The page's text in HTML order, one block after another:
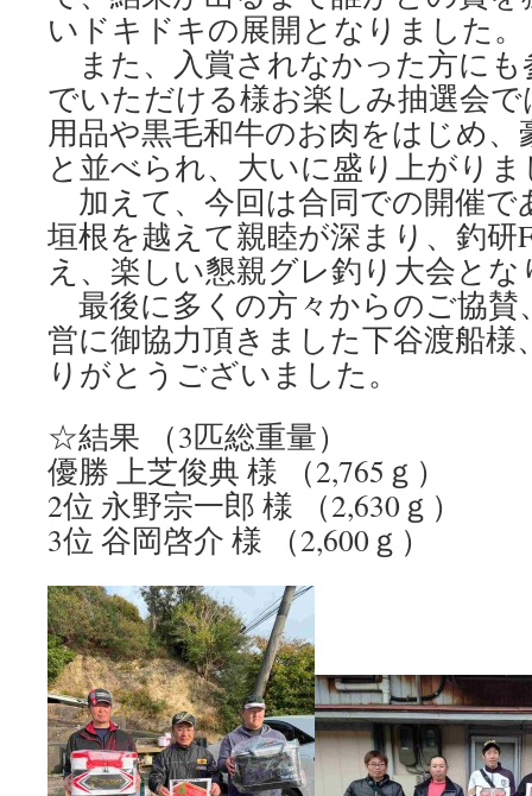
いドキドキの展開となりました。
また、入賞されなかった方にも
でいただける様お楽しみ抽選会
用品や黒毛和牛のお肉をはじめ
と並べられ、大いに盛り上がり
加えて、今回は合同での開催で
垣根を越えて親睦が深まり、釣研
え、楽しい懇親グレ釣り大会と
最後に多くの方々からのご協賛
営に御協力頂きました下谷渡船様
りがとうございました。
☆結果 （3匹総重量）
優勝 上芝俊典 様 （2,765ｇ）
2位 永野宗一郎 様 （2,630ｇ）
3位 谷岡啓介 様 （2,600ｇ）